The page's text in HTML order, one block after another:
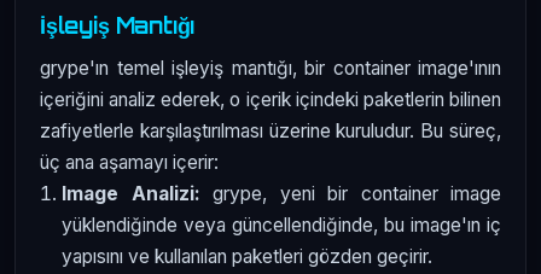
İşleyiş Mantığı
grype'ın temel işleyiş mantığı, bir container image'ının
içeriğini analiz ederek, o içerik içindeki paketlerin bilinen
zafiyetlerle karşılaştırılması üzerine kuruludur. Bu süreç,
üç ana aşamayı içerir:
Image Analizi: grype, yeni bir container image
yüklendiğinde veya güncellendiğinde, bu image'ın iç
yapısını ve kullanılan paketleri gözden geçirir.